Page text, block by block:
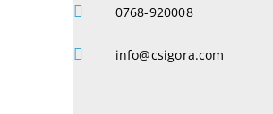
0768-920008
info@csigora.com